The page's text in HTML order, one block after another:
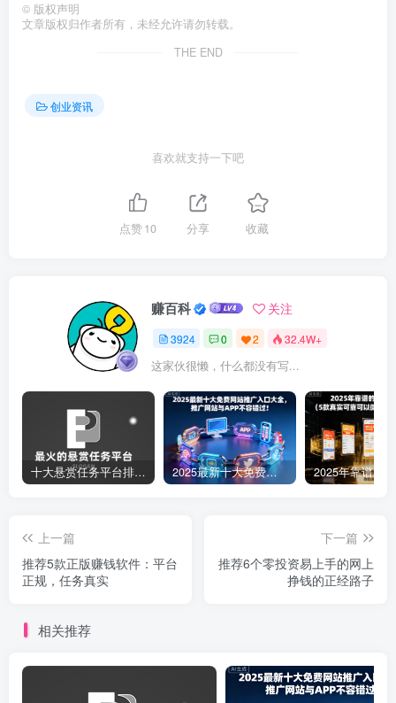
© 版权声明
文章版权归作者所有，未经允许请勿转载。
THE END
创业资讯
喜欢就支持一下吧
点赞10 分享 收藏
赚百科 关注
3924 0 2 32.4W+
这家伙很懒，什么都没有写...
十大悬赏任务平台排行榜（全网最好的悬赏任务平台） 2025最新十大免费网站推广入口大全，推广网站与APP不容错过！
上一篇
推荐5款正版赚钱软件：平台
正规，任务真实
下一篇
推荐6个零投资易上手的网上
挣钱的正经路子
相关推荐